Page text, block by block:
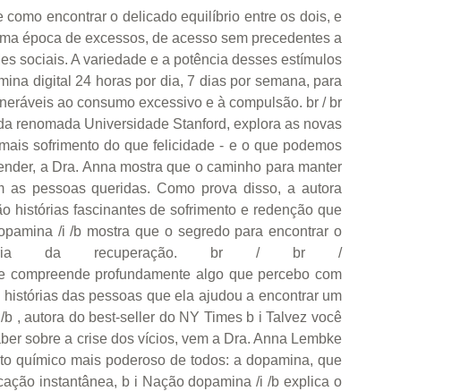
como encontrar o delicado equilíbrio entre os dois, e
época de excessos, de acesso sem precedentes a
sociais. A variedade e a potência desses estímulos
digital 24 horas por dia, 7 dias por semana, para
ao consumo excessivo e à compulsão. br / br
renomada Universidade Stanford, explora as novas
sofrimento do que felicidade - e o que podemos
a Dra. Anna mostra que o caminho para manter
pessoas queridas. Como prova disso, a autora
histórias fascinantes de sofrimento e redenção que
/i /b mostra que o segredo para encontrar o
da recuperação. br / br /
compreende profundamente algo que percebo com
das pessoas que ela ajudou a encontrar um
, autora do best-seller do NY Times b i Talvez você
sobre a crise dos vícios, vem a Dra. Anna Lembke
químico mais poderoso de todos: a dopamina, que
instantânea, b i Nação dopamina /i /b explica o